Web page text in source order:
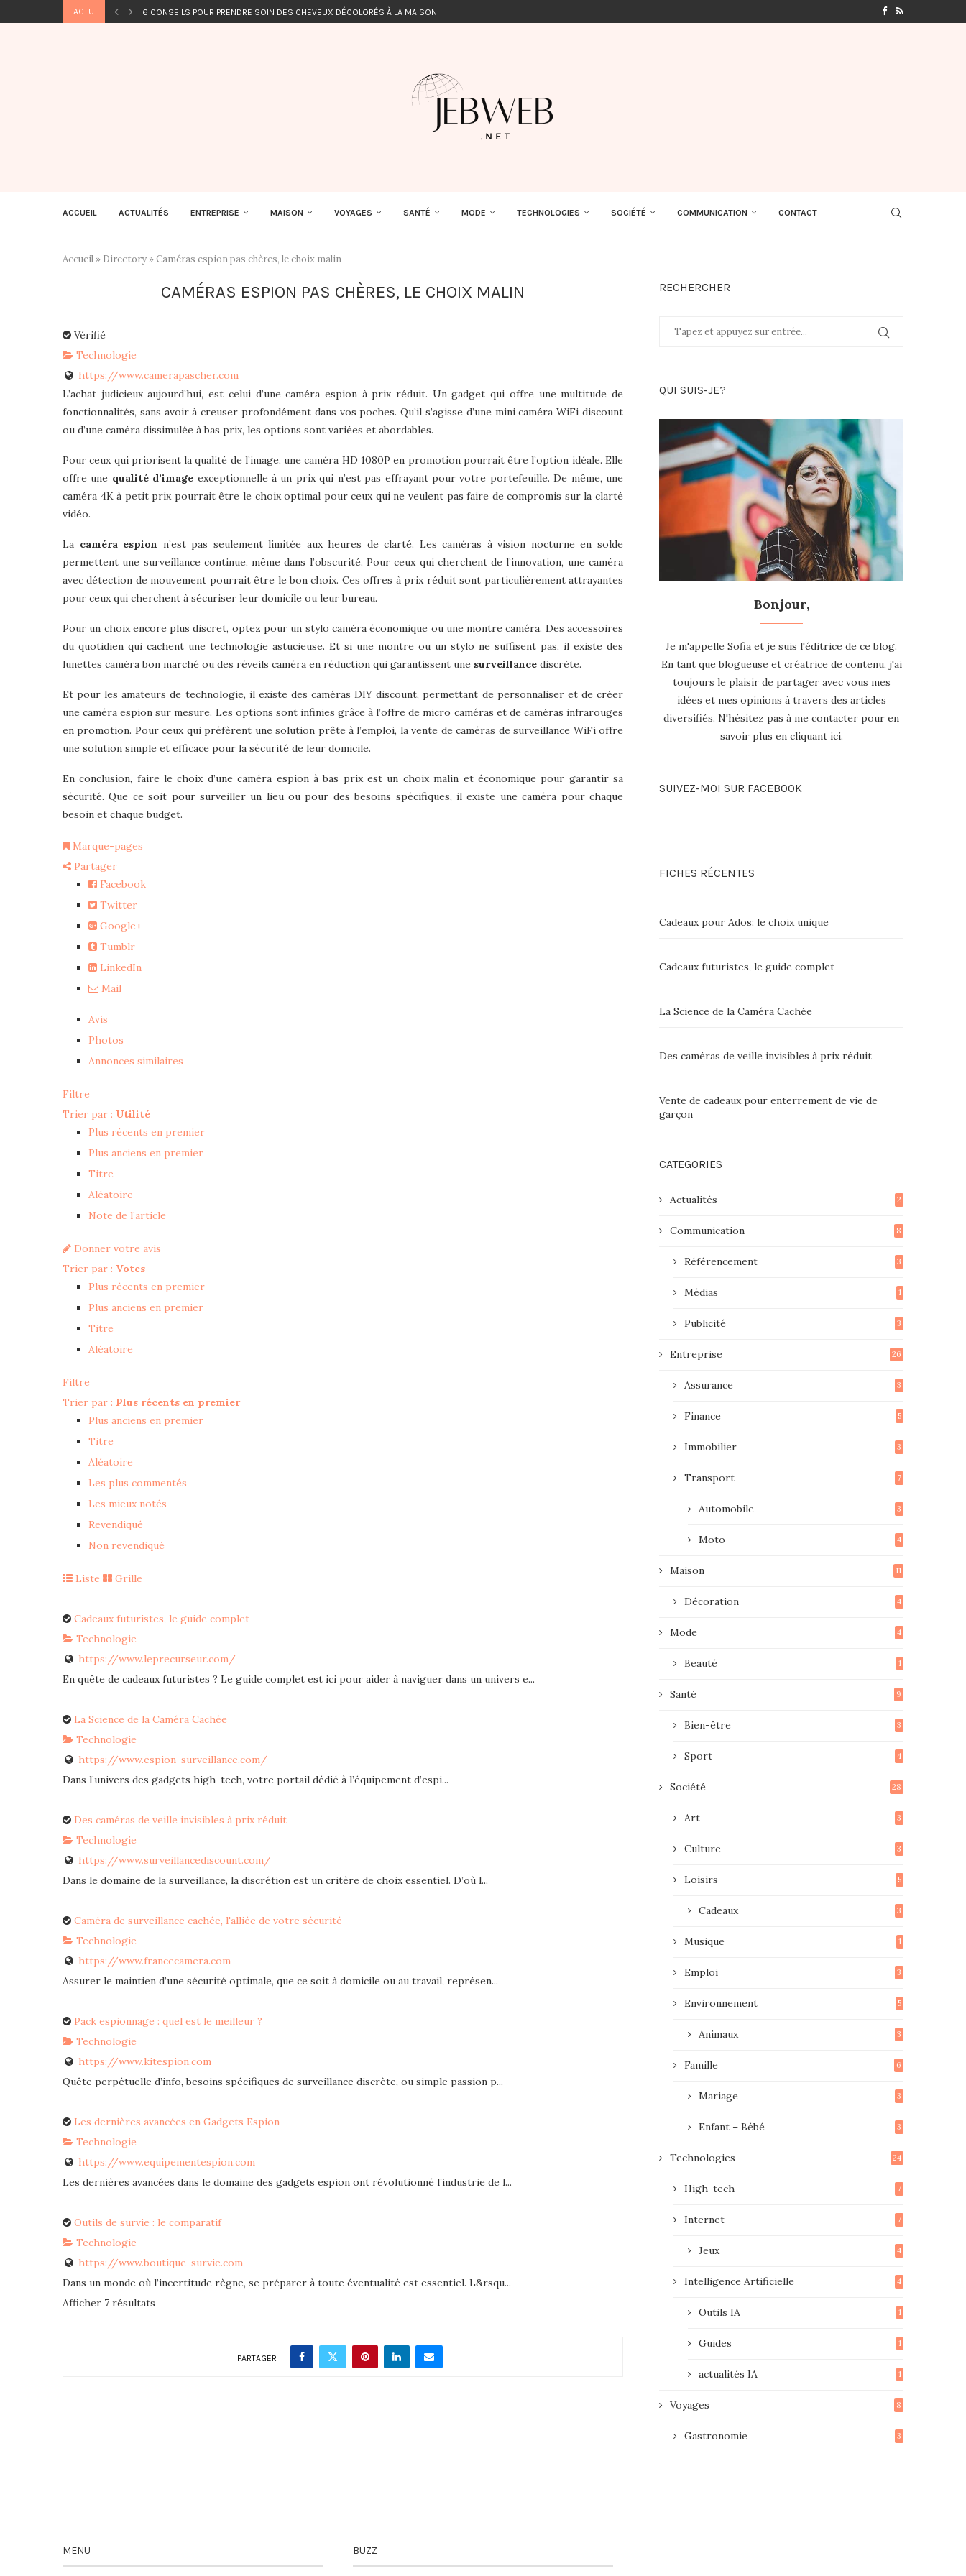
ACTU 6 CONSEILS POUR PRENDRE SOIN DES CHEVEUX DÉCOLORÉS À LA MAISON
ACCUEIL ACTUALITÉS ENTREPRISE MAISON VOYAGES SANTÉ MODE TECHNOLOGIES SOCIÉTÉ COMMUNICATION CONTACT
Accueil » Directory »Caméras espion pas chères, le choix malin
CAMÉRAS ESPION PAS CHÈRES, LE CHOIX MALIN
Vérifié
Technologie
https://www.camerapascher.com
L’achat judicieux aujourd’hui, est celui d’une caméra espion à prix réduit. Un gadget qui offre une multitude de
fonctionnalités, sans avoir à creuser profondément dans vos poches. Qu’il s’agisse d’une mini caméra WiFi discount
ou d’une caméra dissimulée à bas prix, les options sont variées et abordables.
Pour ceux qui priorisent la qualité de l’image, une caméra HD 1080P en promotion pourrait être l’option idéale. Elle
offre une qualité d’image exceptionnelle à un prix qui n’est pas effrayant pour votre portefeuille. De même, une
caméra 4K à petit prix pourrait être le choix optimal pour ceux qui ne veulent pas faire de compromis sur la clarté
vidéo.
La caméra espion n’est pas seulement limitée aux heures de clarté. Les caméras à vision nocturne en solde
permettent une surveillance continue, même dans l’obscurité. Pour ceux qui cherchent de l’innovation, une caméra
avec détection de mouvement pourrait être le bon choix. Ces offres à prix réduit sont particulièrement attrayantes
pour ceux qui cherchent à sécuriser leur domicile ou leur bureau.
Pour un choix encore plus discret, optez pour un stylo caméra économique ou une montre caméra. Des accessoires
du quotidien qui cachent une technologie astucieuse. Et si une montre ou un stylo ne suffisent pas, il existe des
lunettes caméra bon marché ou des réveils caméra en réduction qui garantissent une surveillance discrète.
Et pour les amateurs de technologie, il existe des caméras DIY discount, permettant de personnaliser et de créer
une caméra espion sur mesure. Les options sont infinies grâce à l’offre de micro caméras et de caméras infrarouges
en promotion. Pour ceux qui préfèrent une solution prête à l’emploi, la vente de caméras de surveillance WiFi offre
une solution simple et efficace pour la sécurité de leur domicile.
En conclusion, faire le choix d’une caméra espion à bas prix est un choix malin et économique pour garantir sa
sécurité. Que ce soit pour surveiller un lieu ou pour des besoins spécifiques, il existe une caméra pour chaque
besoin et chaque budget.
Marque-pages
Partager
Facebook
Twitter
Google+
Tumblr
LinkedIn
Mail
Avis
Photos
Annonces similaires
Filtre
Trier par : Utilité
Plus récents en premier
Plus anciens en premier
Titre
Aléatoire
Note de l’article
Donner votre avis
Trier par : Votes
Plus récents en premier
Plus anciens en premier
Titre
Aléatoire
Filtre
Trier par : Plus récents en premier
Plus anciens en premier
Titre
Aléatoire
Les plus commentés
Les mieux notés
Revendiqué
Non revendiqué
Liste Grille
Cadeaux futuristes, le guide complet
Technologie
https://www.leprecurseur.com/
En quête de cadeaux futuristes ? Le guide complet est ici pour aider à naviguer dans un univers e...
La Science de la Caméra Cachée
Technologie
https://www.espion-surveillance.com/
Dans l’univers des gadgets high-tech, votre portail dédié à l’équipement d’espi...
Des caméras de veille invisibles à prix réduit
Technologie
https://www.surveillancediscount.com/
Dans le domaine de la surveillance, la discrétion est un critère de choix essentiel. D’où l...
Caméra de surveillance cachée, l'alliée de votre sécurité
Technologie
https://www.francecamera.com
Assurer le maintien d’une sécurité optimale, que ce soit à domicile ou au travail, représen...
Pack espionnage : quel est le meilleur ?
Technologie
https://www.kitespion.com
Quête perpétuelle d’info, besoins spécifiques de surveillance discrète, ou simple passion p...
Les dernières avancées en Gadgets Espion
Technologie
https://www.equipementespion.com
Les dernières avancées dans le domaine des gadgets espion ont révolutionné l’industrie de l...
Outils de survie : le comparatif
Technologie
https://www.boutique-survie.com
Dans un monde où l’incertitude règne, se préparer à toute éventualité est essentiel. L&rsqu...
Afficher 7 résultats
PARTAGER
RECHERCHER
QUI SUIS-JE?
Bonjour,
Je m'appelle Sofia et je suis l'éditrice de ce blog.
En tant que blogueuse et créatrice de contenu, j'ai
toujours le plaisir de partager avec vous mes
idées et mes opinions à travers des articles
diversifiés. N'hésitez pas à me contacter pour en
savoir plus en cliquant ici.
SUIVEZ-MOI SUR FACEBOOK
FICHES RÉCENTES
Cadeaux pour Ados: le choix unique
Cadeaux futuristes, le guide complet
La Science de la Caméra Cachée
Des caméras de veille invisibles à prix réduit
Vente de cadeaux pour enterrement de vie de
garçon
CATEGORIES
Actualités 2
Communication 8
Référencement 3
Médias 1
Publicité 3
Entreprise 26
Assurance 3
Finance 5
Immobilier 3
Transport 7
Automobile 3
Moto 4
Maison 11
Décoration 4
Mode 4
Beauté 1
Santé 9
Bien-être 3
Sport 4
Société 28
Art 3
Culture 3
Loisirs 5
Cadeaux 3
Musique 1
Emploi 3
Environnement 5
Animaux 3
Famille 6
Mariage 3
Enfant – Bébé 3
Technologies 24
High-tech 7
Internet 7
Jeux 4
Intelligence Artificielle 4
Outils IA 1
Guides 1
actualités IA 1
Voyages 8
Gastronomie 3
MENU BUZZ